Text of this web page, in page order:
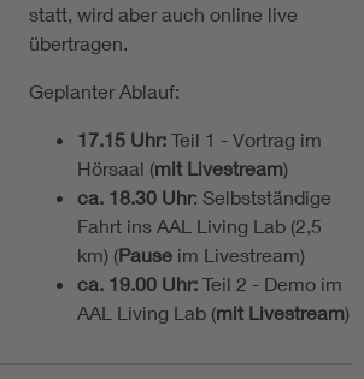
statt, wird aber auch online live
übertragen.
Geplanter Ablauf:
17.15 Uhr: Teil 1 - Vortrag im
Hörsaal (mit Livestream)
ca. 18.30 Uhr: Selbstständige
Fahrt ins AAL Living Lab (2,5
km) (Pause im Livestream)
ca. 19.00 Uhr: Teil 2 - Demo im
AAL Living Lab (mit Livestream)